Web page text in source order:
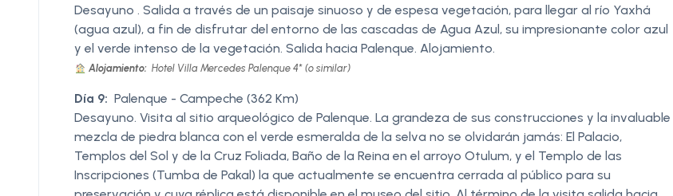
Desayuno . Salida a través de un paisaje sinuoso y de espesa vegetación, para llegar al río Yaxhá
(agua azul), a fin de disfrutar del entorno de las cascadas de Agua Azul, su impresionante color azul
y el verde intenso de la vegetación. Salida hacia Palenque. Alojamiento.
Alojamiento: Hotel Villa Mercedes Palenque 4* (o similar)
Día 9: Palenque - Campeche (362 Km)
Desayuno. Visita al sitio arqueológico de Palenque. La grandeza de sus construcciones y la invaluable
mezcla de piedra blanca con el verde esmeralda de la selva no se olvidarán jamás: El Palacio,
Templos del Sol y de la Cruz Foliada, Baño de la Reina en el arroyo Otulum, y el Templo de las
Inscripciones (Tumba de Pakal) la que actualmente se encuentra cerrada al público para su